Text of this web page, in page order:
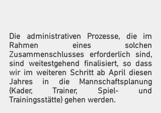
Die administrativen Prozesse, die im
Rahmen eines solchen
Zusammenschlusses erforderlich sind,
sind weitestgehend finalisiert, so dass
wir im weiteren Schritt ab April diesen
Jahres in die Mannschaftsplanung
(Kader, Trainer, Spiel- und
Trainingsstätte) gehen werden.